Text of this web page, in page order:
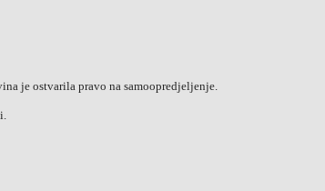
je ostvarila pravo na samoopredjeljenje.